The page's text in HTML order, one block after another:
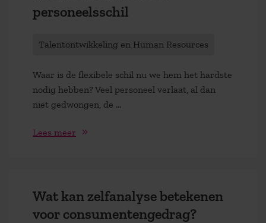
personeelsschil
Talentontwikkeling en Human Resources
Waar is de flexibele schil nu we hem het hardste
nodig hebben? Veel personeel verlaat, al dan
niet gedwongen, de ...
Lees meer
Wat kan zelfanalyse betekenen
voor consumentengedrag?